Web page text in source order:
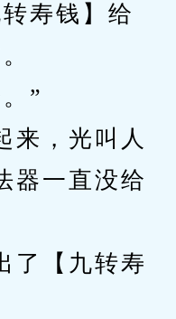
寿钱】给
”
，光叫人
器一直没给
【九转寿